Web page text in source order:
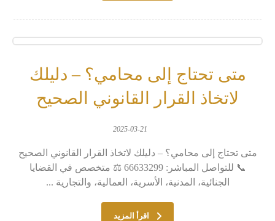
متى تحتاج إلى محامي؟ – دليلك
لاتخاذ القرار القانوني الصحيح
2025-03-21
متى تحتاج إلى محامي؟ – دليلك لاتخاذ القرار القانوني الصحيح
📞 للتواصل المباشر: 66633299 ⚖️ متخصص في القضايا
الجنائية، المدنية، الأسرية، العمالية، والتجارية ...
اقرأ المزيد